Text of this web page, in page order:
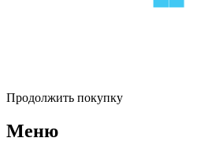
Продолжить покупку
Меню